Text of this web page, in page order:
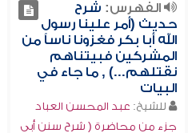
الفهرس: شرح
حديث (أمر علينا رسول
الله أبا بكر فغزونا ناساً من
المشركين فبيتناهم
نقتلهم...) , ما جاء في
البيات
للشيخ: عبد المحسن العباد
جزء من محاضرة ( شرح سنن أبي